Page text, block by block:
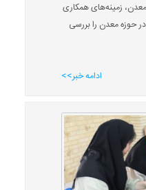
زمینه‌های همکاری
حوزه معدن را بررسی
ادامه خبر>>